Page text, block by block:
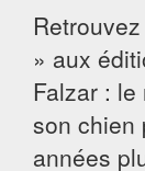
» aux
Falzar :
son chien
années